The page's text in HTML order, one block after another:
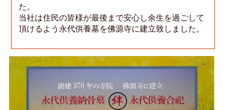
た。
当社は住民の皆様が最後まで安心し余生を過ごして
頂けるよう永代供養墓を佛源寺に建立致しました。